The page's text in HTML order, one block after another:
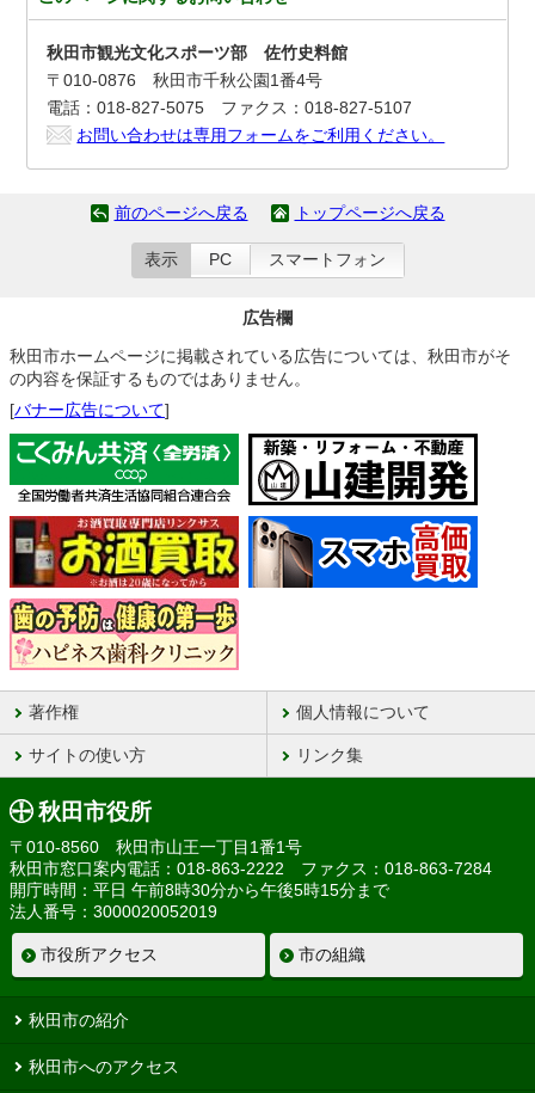
秋田市観光文化スポーツ部 佐竹史料館
〒010-0876 秋田市千秋公園1番4号
電話：018-827-5075 ファクス：018-827-5107
お問い合わせは専用フォームをご利用ください。
前のページへ戻る トップページへ戻る
表示 PC スマートフォン
広告欄
秋田市ホームページに掲載されている広告については、秋田市がそ
の内容を保証するものではありません。
[バナー広告について]
著作権 個人情報について
サイトの使い方 リンク集
秋田市役所
〒010-8560 秋田市山王一丁目1番1号
秋田市窓口案内電話：018-863-2222 ファクス：018-863-7284
開庁時間：平日 午前8時30分から午後5時15分まで
法人番号：3000020052019
市役所アクセス 市の組織
秋田市の紹介
秋田市へのアクセス